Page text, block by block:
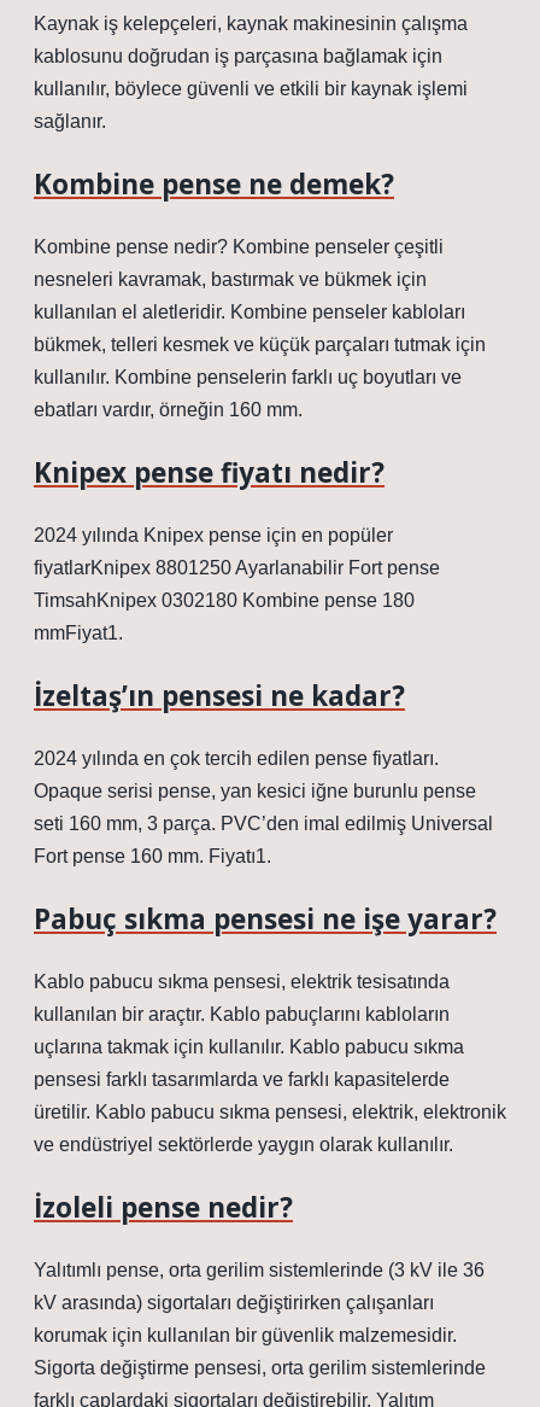
Kaynak iş kelepçeleri, kaynak makinesinin çalışma
kablosunu doğrudan iş parçasına bağlamak için
kullanılır, böylece güvenli ve etkili bir kaynak işlemi
sağlanır.
Kombine pense ne demek?
Kombine pense nedir? Kombine penseler çeşitli
nesneleri kavramak, bastırmak ve bükmek için
kullanılan el aletleridir. Kombine penseler kabloları
bükmek, telleri kesmek ve küçük parçaları tutmak için
kullanılır. Kombine penselerin farklı uç boyutları ve
ebatları vardır, örneğin 160 mm.
Knipex pense fiyatı nedir?
2024 yılında Knipex pense için en popüler
fiyatlarKnipex 8801250 Ayarlanabilir Fort pense
TimsahKnipex 0302180 Kombine pense 180
mmFiyat1.
İzeltaş’ın pensesi ne kadar?
2024 yılında en çok tercih edilen pense fiyatları.
Opaque serisi pense, yan kesici iğne burunlu pense
seti 160 mm, 3 parça. PVC’den imal edilmiş Universal
Fort pense 160 mm. Fiyatı1.
Pabuç sıkma pensesi ne işe yarar?
Kablo pabucu sıkma pensesi, elektrik tesisatında
kullanılan bir araçtır. Kablo pabuçlarını kabloların
uçlarına takmak için kullanılır. Kablo pabucu sıkma
pensesi farklı tasarımlarda ve farklı kapasitelerde
üretilir. Kablo pabucu sıkma pensesi, elektrik, elektronik
ve endüstriyel sektörlerde yaygın olarak kullanılır.
İzoleli pense nedir?
Yalıtımlı pense, orta gerilim sistemlerinde (3 kV ile 36
kV arasında) sigortaları değiştirirken çalışanları
korumak için kullanılan bir güvenlik malzemesidir.
Sigorta değiştirme pensesi, orta gerilim sistemlerinde
farklı çaplardaki sigortaları değiştirebilir. Yalıtım